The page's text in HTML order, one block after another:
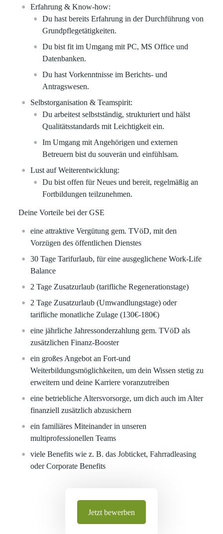
Erfahrung & Know-how:
Du hast bereits Erfahrung in der Durchführung von
Grundpflegetätigkeiten.
Du bist fit im Umgang mit PC, MS Office und
Datenbanken.
Du hast Vorkenntnisse im Berichts- und
Antragswesen.
Selbstorganisation & Teamspirit:
Du arbeitest selbstständig, strukturiert und hälst
Qualitätsstandards mit Leichtigkeit ein.
Im Umgang mit Angehörigen und externen
Betreuern bist du souverän und einfühlsam.
Lust auf Weiterentwicklung:
Du bist offen für Neues und bereit, regelmäßig an
Fortbildungen teilzunehmen.
Deine Vorteile bei der GSE
eine attraktive Vergütung gem. TVöD, mit den
Vorzügen des öffentlichen Dienstes
30 Tage Tarifurlaub, für eine ausgeglichene Work-Life
Balance
2 Tage Zusatzurlaub (tarifliche Regenerationstage)
2 Tage Zusatzurlaub (Umwandlungstage) oder
tarifliche monatliche Zulage (130€-180€)
eine jährliche Jahressonderzahlung gem. TVöD als
zusätzlichen Finanz-Booster
ein großes Angebot an Fort-und
Weiterbildungsmöglichkeiten, um dein Wissen stetig zu
erweitern und deine Karriere voranzutreiben
eine betriebliche Altersvorsorge, um dich auch im Alter
finanziell zusätzlich abzusichern
ein familiäres Miteinander in unseren
multiprofessionellen Teams
viele Benefits wie z. B. das Jobticket, Fahrradleasing
oder Corporate Benefits
Jetzt bewerben